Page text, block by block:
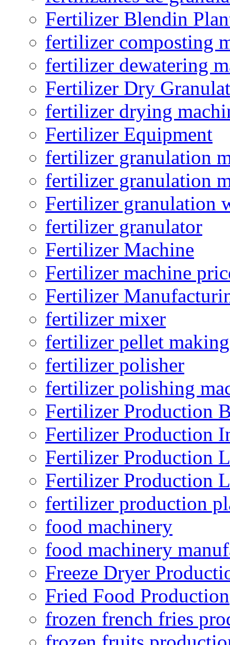
Fertilizer Blendin
fertilizer composting
fertilizer dewatering
Fertilizer Dry
fertilizer drying
Fertilizer Equipment
fertilizer granulation
fertilizer granulation
Fertilizer granulation
fertilizer granulator
Fertilizer Machine
Fertilizer machine
Fertilizer
fertilizer mixer
fertilizer pellet making
fertilizer polisher
fertilizer polishing
Fertilizer Production
Fertilizer Production
Fertilizer Production
Fertilizer Production
fertilizer production
food machinery
food machinery
Freeze Dryer
Fried Food Production
frozen french fries